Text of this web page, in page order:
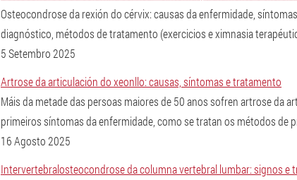
Osteocondrose da rexión do cérvix: causas da enfermidade,
diagnóstico, métodos de tratamento (exercicios e ximnasia
5 Setembro 2025
Artrose da articulación do xeonllo: causas, síntomas e tratamento
Máis da metade das persoas maiores de 50 anos sofren artrose da
primeiros síntomas da enfermidade, como se tratan os métodos de
16 Agosto 2025
Intervertebralosteocondrose da columna vertebral lumbar: signos e